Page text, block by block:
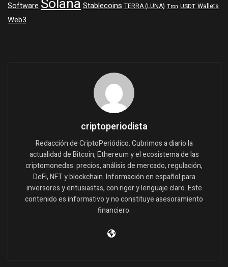
Software Stablecoins TERRA (LUNA) Tron USDT Wallets
Web3
criptoperiodista
Redacción de CriptoPeriódico. Cubrimos a diario la
actualidad de Bitcoin, Ethereum y el ecosistema de las
criptomonedas: precios, análisis de mercado, regulación,
DeFi, NFT y blockchain. Información en español para
inversores y entusiastas, con rigor y lenguaje claro. Este
contenido es informativo y no constituye asesoramiento
financiero.